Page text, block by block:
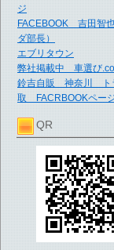
ジ
FACEBOOK 吉田智
ダ部長）
エブリタウン
弊社掲載中 車選び
鈴吉自販 神奈川 ト
取 FACRBOOKペー
QR